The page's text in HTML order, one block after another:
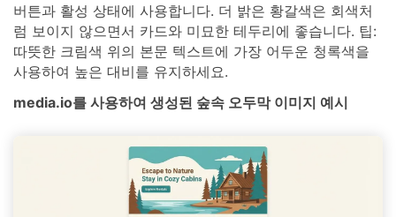
버튼과 활성 상태에 사용합니다. 더 밝은 황갈색은 회색처
럼 보이지 않으면서 카드와 미묘한 테두리에 좋습니다. 팁:
따뜻한 크림색 위의 본문 텍스트에 가장 어두운 청록색을
사용하여 높은 대비를 유지하세요.
media.io를 사용하여 생성된 숲속 오두막 이미지 예시